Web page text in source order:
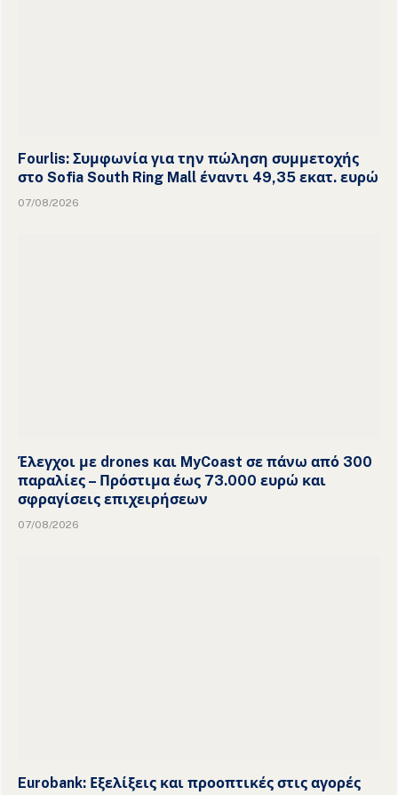
Fourlis: Συμφωνία για την πώληση συμμετοχής
στο Sofia South Ring Mall έναντι 49,35 εκατ. ευρώ
07/08/2026
Έλεγχοι με drones και MyCoast σε πάνω από 300
παραλίες – Πρόστιμα έως 73.000 ευρώ και
σφραγίσεις επιχειρήσεων
07/08/2026
Eurobank: Εξελίξεις και προοπτικές στις αγορές